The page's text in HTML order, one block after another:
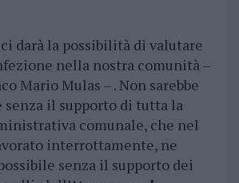
darà la possibilità di valutare
nella nostra comunità –
Mario Mulas – . Non sarebbe
senza il supporto di tutta la
comunale, che nel
interrottamente, ne
senza il supporto dei